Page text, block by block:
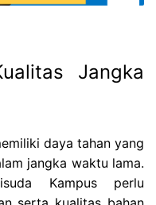
Jangka
daya tahan yang
jangka waktu lama.
Kampus perlu